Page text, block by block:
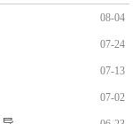
08-04
07-24
07-13
07-02